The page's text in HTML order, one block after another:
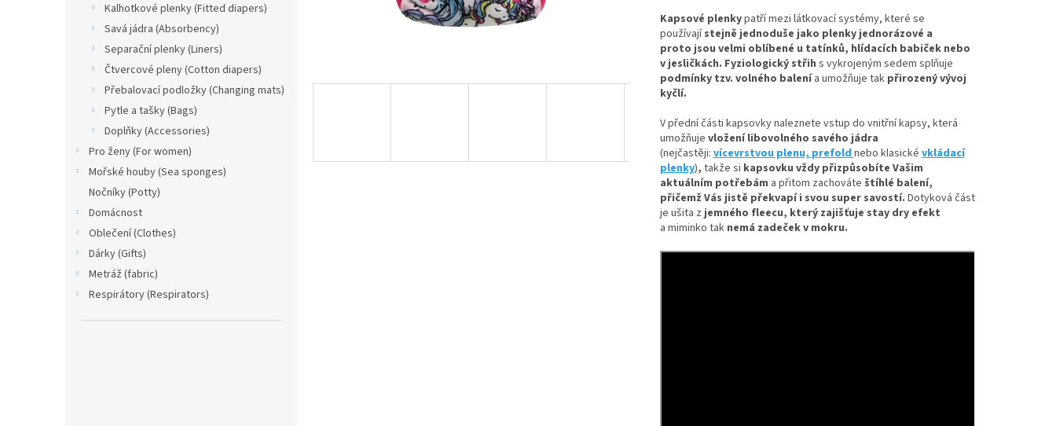
Kalhotkové plenky (Fitted diapers)
Savá jádra (Absorbency)
Separační plenky (Liners)
Čtvercové pleny (Cotton diapers)
Přebalovací podložky (Changing mats)
Pytle a tašky (Bags)
Doplňky (Accessories)
Pro ženy (For women)
Mořské houby (Sea sponges)
Nočníky (Potty)
Domácnost
Oblečení (Clothes)
Dárky (Gifts)
Metráž (fabric)
Respirátory (Respirators)
Kapsové plenkypatří mezi látkovací systémy, které se
používajístejně jednoduše jako plenky jednorázové a
proto jsou velmi oblíbené u tatínků, hlídacích babiček nebo
v jesličkách. Fyziologický střih s vykrojeným sedem splňuje
podmínky tzv. volného balenía umožňuje takpřirozený vývoj
kyčlí.
Vpřední části kapsovky naleznete vstup do vnitřní kapsy, která
umožňuje vloženílibovolného savého jádra
(nejčastěji:vícevrstvou plenu,prefoldnebo klasickévkládací
plenky), takže si kapsovku vždy přizpůsobíte Vašim
aktuálním potřebám a přitom zachováte štíhlé balení,
přičemž Vás jistě překvapí i svou super savostí. Dotyková část
je ušita zjemného fleecu, který zajišťuje stay dry efekt
a miminko tak nemá zadeček v mokru.